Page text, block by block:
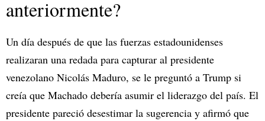
anteriormente?
Un día después de que las fuerzas estadounidenses
realizaran una redada para capturar al presidente
venezolano Nicolás Maduro, se le preguntó a Trump si
creía que Machado debería asumir el liderazgo del país. El
presidente pareció desestimar la sugerencia y afirmó que